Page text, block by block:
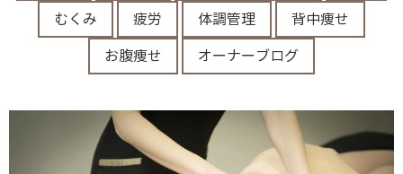
むくみ 疲労 体調管理 背中痩せ
お腹痩せ オーナーブログ